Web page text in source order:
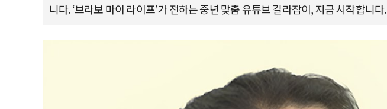
니다. ‘브라보 마이 라이프’가 전하는 중년 맞춤 유튜브 길라잡이, 지금 시작합니다.